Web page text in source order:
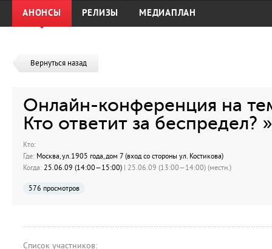
АНОНСЫ РЕЛИЗЫ МЕДИАПЛАН
Вернуться назад
Онлайн-конференция на
Кто ответит за беспредел?
Кто:
Где: Москва, ул.1905 года, дом 7 (вход со стороны ул. Костикова)
Когда: 25.06.09 (14:00—15:00) | 25.06.09 (13:00—14:00) (местн.)
576 просмотров
Список участников: